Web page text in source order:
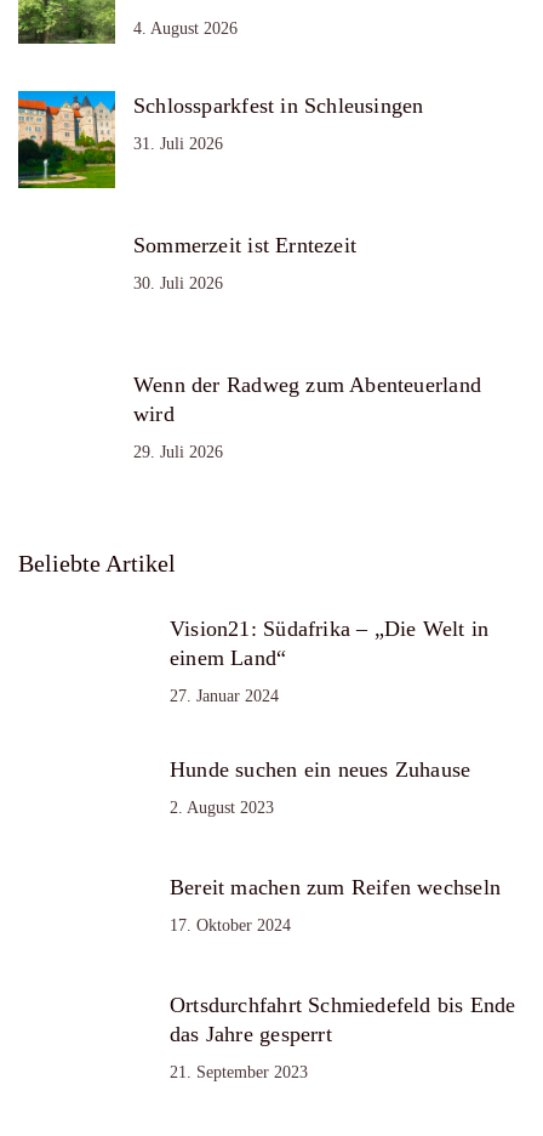
4. August 2026
Schlossparkfest in Schleusingen
31. Juli 2026
Sommerzeit ist Erntezeit
30. Juli 2026
Wenn der Radweg zum Abenteuerland
wird
29. Juli 2026
Beliebte Artikel
Vision21: Südafrika – „Die Welt in
einem Land“
27. Januar 2024
Hunde suchen ein neues Zuhause
2. August 2023
Bereit machen zum Reifen wechseln
17. Oktober 2024
Ortsdurchfahrt Schmiedefeld bis Ende
das Jahre gesperrt
21. September 2023